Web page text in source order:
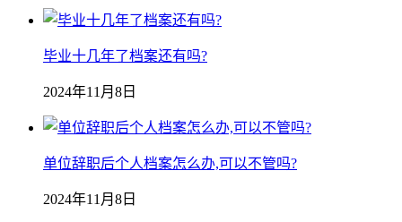
毕业十几年了档案还有吗?
2024年11月8日
单位辞职后个人档案怎么办,可以不管吗?
2024年11月8日